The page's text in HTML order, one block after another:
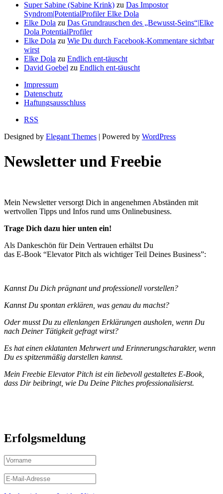
Super Sabine (Sabine Krink) zu Das Impostor
Syndrom|PotentialProfiler Elke Dola
Elke Dola zu Das Grundrauschen des „Bewusst-Seins“|Elke
Dola PotentialProfiler
Elke Dola zu Wie Du durch Facebook-Kommentare sichtbar
wirst
Elke Dola zu Endlich ent-täuscht
David Goebel zu Endlich ent-täuscht
Impressum
Datenschutz
Haftungsausschluss
RSS
Designed by Elegant Themes | Powered by WordPress
Newsletter und Freebie
Mein Newsletter versorgt Dich in angenehmen Abständen mit
wertvollen Tipps und Infos rund ums Onlinebusiness.
Trage Dich dazu hier unten ein!
Als Dankeschön für Dein Vertrauen erhältst Du
das E-Book “Elevator Pitch als wichtiger Teil Deines Business”:
Kannst Du Dich prägnant und professionell vorstellen?
Kannst Du spontan erklären, was genau du machst?
Oder musst Du zu ellenlangen Erklärungen ausholen, wenn Du
nach Deiner Tätigkeit gefragt wirst?
Es hat einen eklatanten Mehrwert und Erinnerungscharakter, wenn
Du es spitzenmäßig darstellen kannst.
Mein Freebie Elevator Pitch ist ein liebevoll gestaltetes E-Book,
dass Dir beibringt, wie Du Deine Pitches professionalisierst.
Erfolgsmeldung